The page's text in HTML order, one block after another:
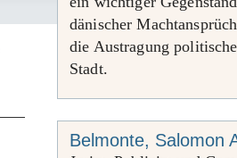
dänischer
die Austragung
Stadt.
Belmonte, Salomon